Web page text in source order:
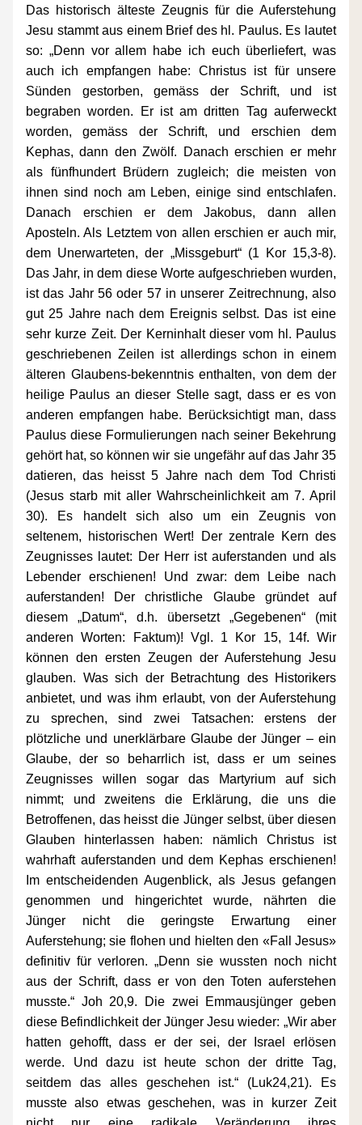
Das historisch älteste Zeugnis für die Auferstehung
Jesu stammt aus einem Brief des hl. Paulus. Es lautet
so: „Denn vor allem habe ich euch überliefert, was
auch ich empfangen habe: Christus ist für unsere
Sünden gestorben, gemäss der Schrift, und ist
begraben worden. Er ist am dritten Tag auferweckt
worden, gemäss der Schrift, und erschien dem
Kephas, dann den Zwölf. Danach erschien er mehr
als fünfhundert Brüdern zugleich; die meisten von
ihnen sind noch am Leben, einige sind entschlafen.
Danach erschien er dem Jakobus, dann allen
Aposteln. Als Letztem von allen erschien er auch mir,
dem Unerwarteten, der „Missgeburt“ (1 Kor 15,3-8).
Das Jahr, in dem diese Worte aufgeschrieben wurden,
ist das Jahr 56 oder 57 in unserer Zeitrechnung, also
gut 25 Jahre nach dem Ereignis selbst. Das ist eine
sehr kurze Zeit. Der Kerninhalt dieser vom hl. Paulus
geschriebenen Zeilen ist allerdings schon in einem
älteren Glaubens-bekenntnis enthalten, von dem der
heilige Paulus an dieser Stelle sagt, dass er es von
anderen empfangen habe. Berücksichtigt man, dass
Paulus diese Formulierungen nach seiner Bekehrung
gehört hat, so können wir sie ungefähr auf das Jahr 35
datieren, das heisst 5 Jahre nach dem Tod Christi
(Jesus starb mit aller Wahrscheinlichkeit am 7. April
30). Es handelt sich also um ein Zeugnis von
seltenem, historischen Wert! Der zentrale Kern des
Zeugnisses lautet: Der Herr ist auferstanden und als
Lebender erschienen! Und zwar: dem Leibe nach
auferstanden! Der christliche Glaube gründet auf
diesem „Datum“, d.h. übersetzt „Gegebenen“ (mit
anderen Worten: Faktum)! Vgl. 1 Kor 15, 14f. Wir
können den ersten Zeugen der Auferstehung Jesu
glauben. Was sich der Betrachtung des Historikers
anbietet, und was ihm erlaubt, von der Auferstehung
zu sprechen, sind zwei Tatsachen: erstens der
plötzliche und unerklärbare Glaube der Jünger – ein
Glaube, der so beharrlich ist, dass er um seines
Zeugnisses willen sogar das Martyrium auf sich
nimmt; und zweitens die Erklärung, die uns die
Betroffenen, das heisst die Jünger selbst, über diesen
Glauben hinterlassen haben: nämlich Christus ist
wahrhaft auferstanden und dem Kephas erschienen!
Im entscheidenden Augenblick, als Jesus gefangen
genommen und hingerichtet wurde, nährten die
Jünger nicht die geringste Erwartung einer
Auferstehung; sie flohen und hielten den «Fall Jesus»
definitiv für verloren. „Denn sie wussten noch nicht
aus der Schrift, dass er von den Toten auferstehen
musste.“ Joh 20,9. Die zwei Emmausjünger geben
diese Befindlichkeit der Jünger Jesu wieder: „Wir aber
hatten gehofft, dass er der sei, der Israel erlösen
werde. Und dazu ist heute schon der dritte Tag,
seitdem das alles geschehen ist.“ (Luk24,21). Es
musste also etwas geschehen, was in kurzer Zeit